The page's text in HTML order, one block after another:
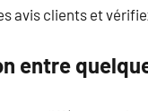
avis clients et
entre